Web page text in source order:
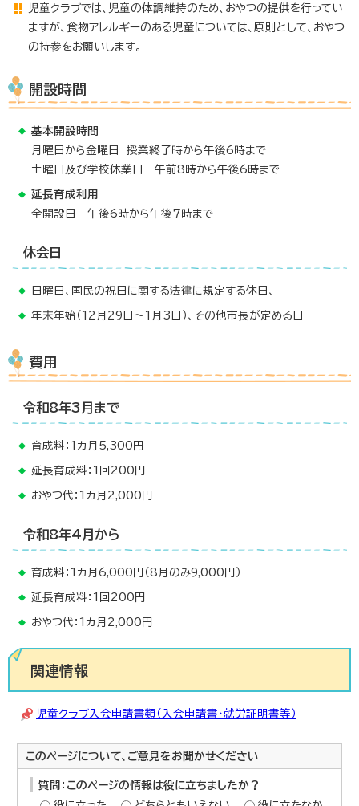
児童クラブでは、児童の体調維持のため、おやつの提供を行ってい
ますが、食物アレルギーのある児童については、原則として、おやつ
の持参をお願いします。
開設時間
基本開設時間
月曜日から金曜日 授業終了時から午後6時まで
土曜日及び学校休業日 午前8時から午後6時まで
延長育成利用
全開設日 午後6時から午後7時まで
休会日
日曜日、国民の祝日に関する法律に規定する休日、
年末年始（12月29日～1月3日）、その他市長が定める日
費用
令和8年3月まで
育成料：1カ月5,300円
延長育成料：1回200円
おやつ代：1カ月2,000円
令和8年4月から
育成料：1カ月6,000円（8月のみ9,000円）
延長育成料：1回200円
おやつ代：1カ月2,000円
関連情報
児童クラブ入会申請書類（入会申請書・就労証明書等）
このページについて、ご意見をお聞かせください
質問：このページの情報は役に立ちましたか？